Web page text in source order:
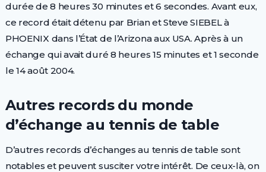
durée de 8 heures 30 minutes et 6 secondes. Avant eux,
ce record était détenu par Brian et Steve SIEBEL à
PHOENIX dans l’État de l’Arizona aux USA. Après à un
échange qui avait duré 8 heures 15 minutes et 1 seconde
le 14 août 2004.
Autres records du monde
d’échange au tennis de table
D’autres records d’échanges au tennis de table sont
notables et peuvent susciter votre intérêt. De ceux-là, on